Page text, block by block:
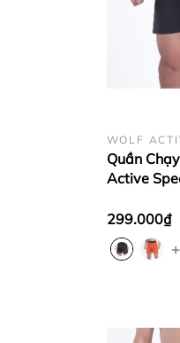
WOLF
Quần
Active
Nhanh
Nhiều Túi
299.000₫